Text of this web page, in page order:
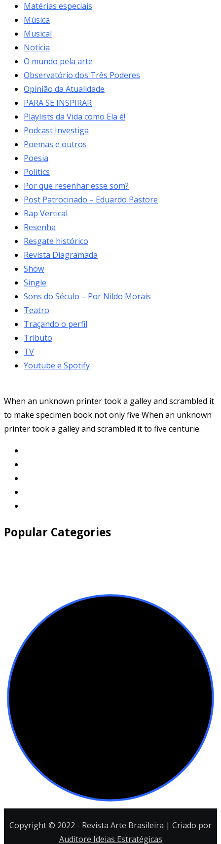
Matérias especiais
Música
Musical
Notícia
O mundo pela arte
Observatório dos Três Poderes
Opinião da Atualidade
PARA SE INSPIRAR
Playlists da Vida como Ela é!
Podcast Investiga
Poemas e outros
Poesia
Politics
Por que resenhar esse som?
Post Patrocinado – Eduardo Pastore
Rap Vertical
Resenha
Resgate histórico
Revista Diagramada
Show
Single
Sons do Século – Por Nildo Morais
Teatro
Traçando o perfil
Tributo
TV
Youtube e Spotify
When an unknown printer took a galley and scrambled it
to make specimen book not only five When an unknown
printer took a galley and scrambled it to five centurie.
Popular Categories
Copyright © 2022 - Revista Arte Brasileira | Criado por
Auditore Ideias Estratégicas